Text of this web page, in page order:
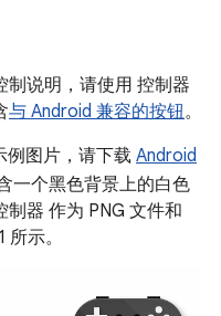
制说明，请使用 控制器
与 Android 兼容的按钮。
例图片，请下载 Android
一个黑色背景上的白色
器 作为 PNG 文件和
示。